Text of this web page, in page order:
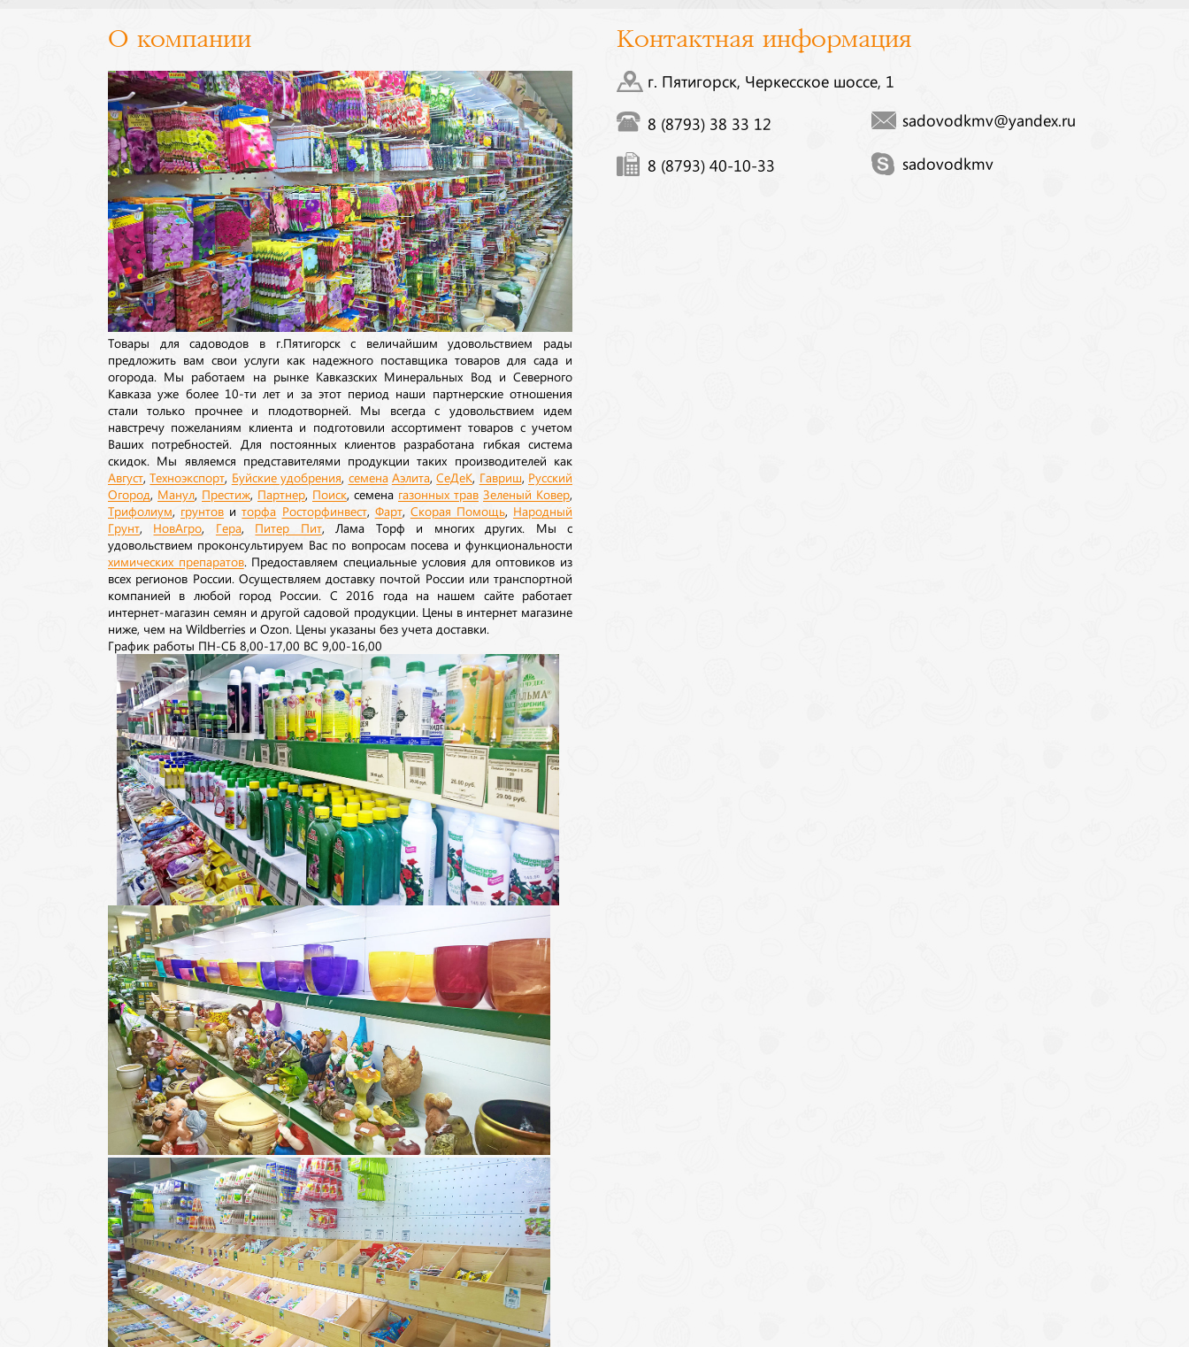
О компании
Товары для садоводов в г.Пятигорск с величайшим удовольствием рады
предложить вам свои услуги как надежного поставщика товаров для сада и
огорода. Мы работаем на рынке Кавказских Минеральных Вод и Северного
Кавказа уже более 10-ти лет и за этот период наши партнерские отношения
стали только прочнее и плодотворней. Мы всегда с удовольствием идем
навстречу пожеланиям клиента и подготовили ассортимент товаров с учетом
Ваших потребностей. Для постоянных клиентов разработана гибкая система
скидок. Мы являемся представителями продукции таких производителей как
Август ,Техноэкспорт Буйские удобрения семена Аэлита,СеДеК Гавриш Русский
Огород Манул Престиж Партнер Поиск , семена газонных трав Зеленый Ковер
Трифолиум грунтов иторфа Росторфинвест, Фарт, Скорая Помощь Народный
Грунт НовАгро Гера, Питер Пит, Лама Торф и многих других. Мы с
удовольствием проконсультируем Вас по вопросам посева и функциональности
химических препаратов. Предоставляем специальные условия для оптовиков из
всех регионов России. Осуществляем доставку почтой России или транспортной
компанией в любой город России. С 2016 года на нашем сайте работает
интернет-магазин семян и другой садовой продукции. Цены в интернет магазине
ниже, чем на Wildberries и Ozon. Цены указаны без учета доставки.
График работы ПН-СБ 8,00-17,00 ВС 9,00-16,00
Контактная информация
г. Пятигорск, Черкесское шоссе, 1
8 (8793) 38 33 12
8 (8793) 40-10-33
sadovodkmv@yandex.ru
sadovodkmv